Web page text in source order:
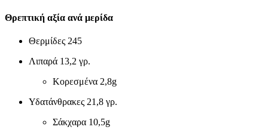
Θρεπτική αξία ανά μερίδα
Θερμίδες 245
Λιπαρά 13,2 γρ.
Κορεσμένα 2,8g
Υδατάνθρακες 21,8 γρ.
Σάκχαρα 10,5g